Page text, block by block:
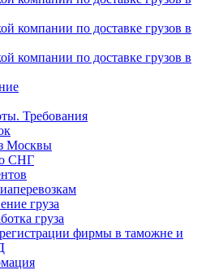
компании по доставке грузов в
компании по доставке грузов в
Требования
Москвы
СНГ
груза
груза
фирмы в таможне и